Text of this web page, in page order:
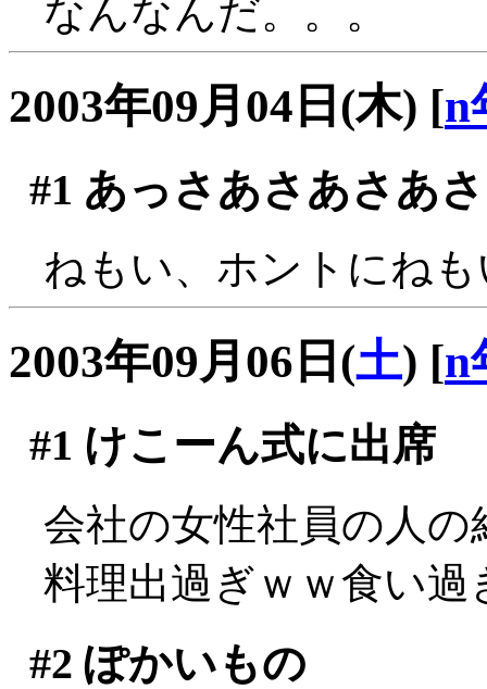
なんなんだ。。。
2003年09月04日(木) [n
#1 あっさあさあさあ
ねもい、ホントにね
2003年09月06日(土) [n
#1 けこーん式に出席
会社の女性社員の人の
料理出過ぎｗｗ食い
#2 ぽかいもの